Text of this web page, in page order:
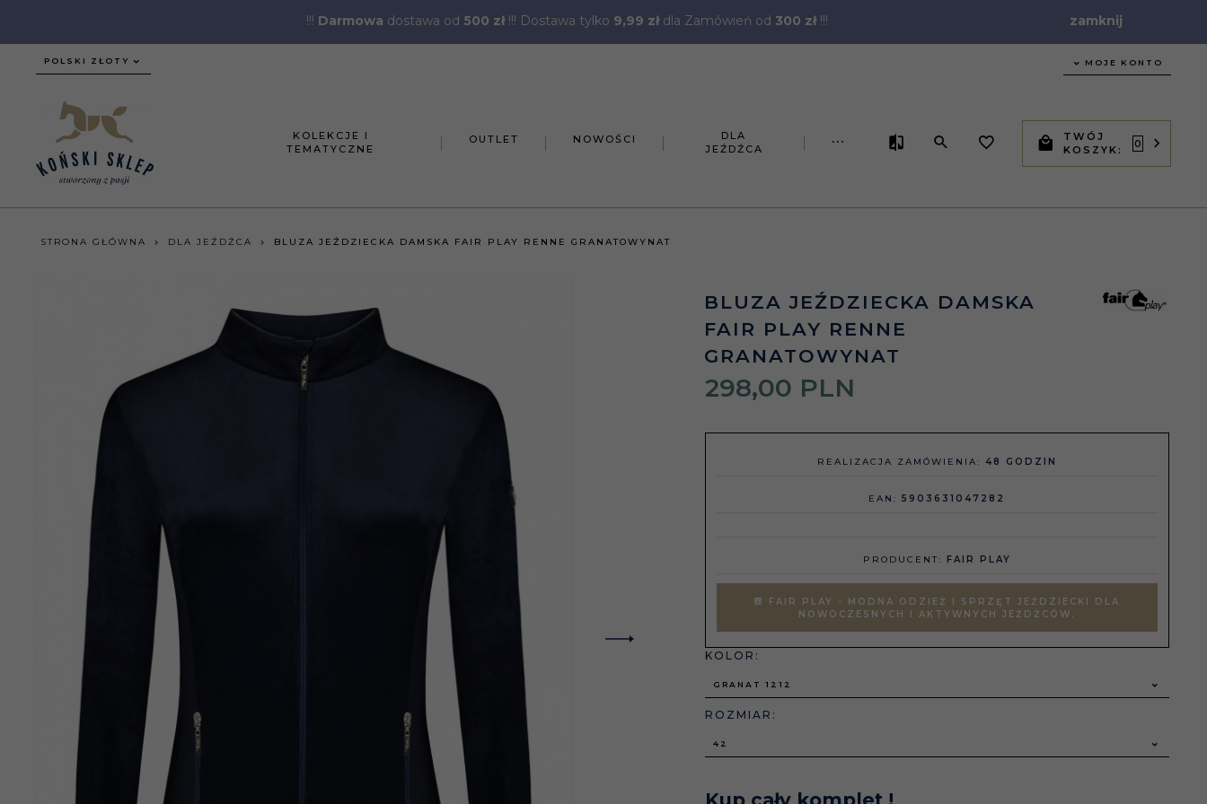
!!! Darmowa dostawa od 500 zł!!! Dostawa tylko 9,99 złdla Zamówień od 300 zł!!! zamknij
currency_h
POLSKI ZŁOTY MOJE KONTO
KOLEKCJE I
TEMATYCZNE
OUTLET NOWOŚCI
DLA
JEŹDŹCA
...
TWÓJ
KOSZYK:
0
STRONA GŁÓWNA DLA JEŹDŹCA BLUZA JEŹDZIECKA DAMSKA FAIR PLAY RENNE GRANATOWYNAT
BLUZA JEŹDZIECKA DAMSKA
FAIR PLAY RENNE
GRANATOWYNAT
298,00 PLN
REALIZACJA ZAMÓWIENIA: 48 GODZIN
EAN:5903631047282
PRODUCENT: FAIR PLAY
FAIR PLAY - MODNA ODZIEŻ I SPRZĘT JEŹDZIECKI DLA
NOWOCZESNYCH I AKTYWNYCH JEŹDŹCÓW.
KOLOR:
GRANAT 1212
ROZMIAR:
42